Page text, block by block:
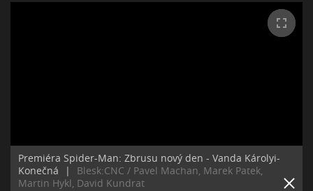
Premiéra Spider-Man: Zbrusu nový den - Vanda Károlyi-
Konečná
|
Blesk:CNC / Pavel Machan, Marek Patek,
Martin Hykl, David Kundrat